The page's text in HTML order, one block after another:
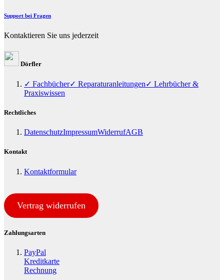
Support bei Fragen
Kontaktieren Sie uns jederzeit
Dörfler
✓ Fachbücher✓ Reparaturanleitungen✓ Lehrbücher &
Praxiswissen
Rechtliches
DatenschutzImpressumWiderrufAGB
Kontakt
Kontaktformular
Vertrag widerrufen
Zahlungsarten
PayPal
Kreditkarte
Rechnung